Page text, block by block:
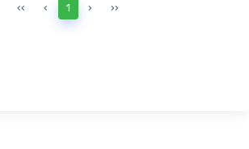
‹‹ ‹ 1 › ››